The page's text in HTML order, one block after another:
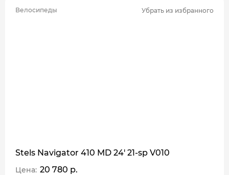
Велосипеды Убрать из избранного
Stels Navigator 410 MD 24' 21-sp V010
Цена: 20 780 р.